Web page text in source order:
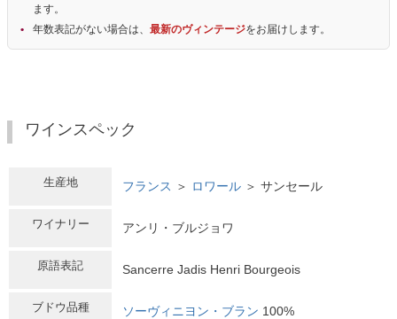
ます。
年数表記がない場合は、 最新のヴィンテージをお届けします。
ワインスペック
生産地 フランス ＞ ロワール ＞ サンセール
ワイナリー アンリ・ブルジョワ
原語表記 Sancerre Jadis Henri Bourgeois
ブドウ品種 ソーヴィニヨン・ブラン 100%